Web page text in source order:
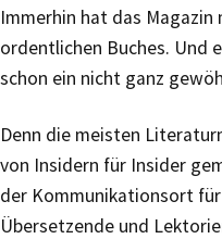
Immerhin hat das
ordentlichen Buches. Und
schon ein nicht ganz
Denn die meisten
von Insidern für Insider
der Kommunikationsort
Übersetzende und